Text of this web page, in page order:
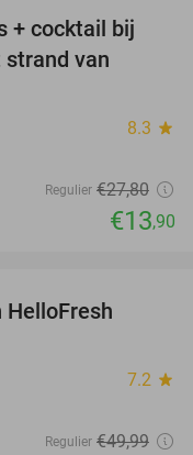
50%
+ cocktail bij
strand van
8.3 star
Regulier €27,80
€13,90
HelloFresh
7.2 star
Regulier €49,99